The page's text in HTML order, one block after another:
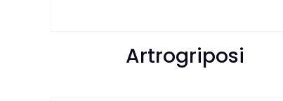
Artrogriposi